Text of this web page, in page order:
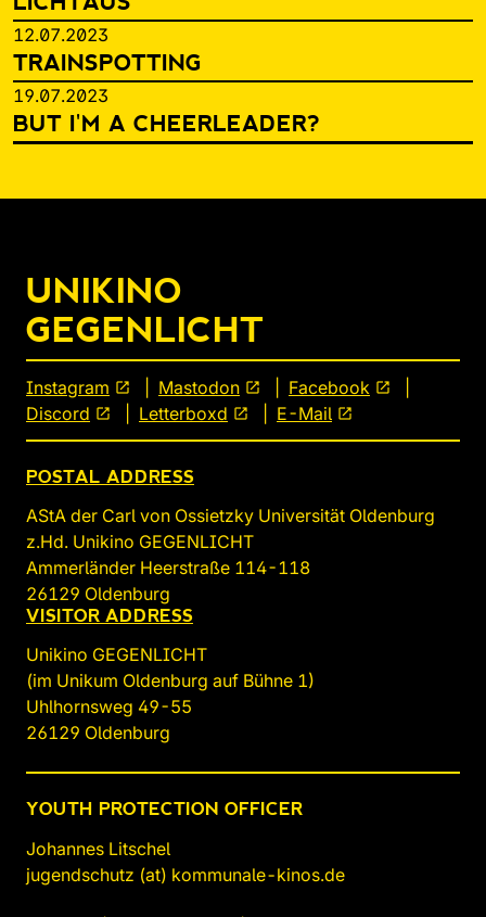
12.07.2023
TRAINSPOTTING
19.07.2023
BUT I'M A CHEERLEADER?
UNIKINO
GEGENLICHT
Instagram open_in_new Mastodon open_in_new Facebook open_in_new
Discord open_in_new Letterboxd open_in_new E-Mail open_in_new
POSTAL ADDRESS
AStA der Carl von Ossietzky Universität Oldenburg
z.Hd. Unikino GEGENLICHT
Ammerländer Heerstraße 114-118
26129 Oldenburg
VISITOR ADDRESS
Unikino GEGENLICHT
(im Unikum Oldenburg auf Bühne 1)
Uhlhornsweg 49-55
26129 Oldenburg
YOUTH PROTECTION OFFICER
Johannes Litschel
jugendschutz (at) kommunale-kinos.de